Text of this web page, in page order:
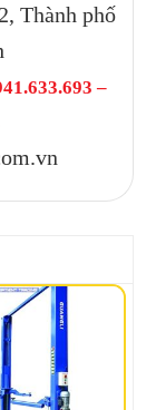
Thành phố
–